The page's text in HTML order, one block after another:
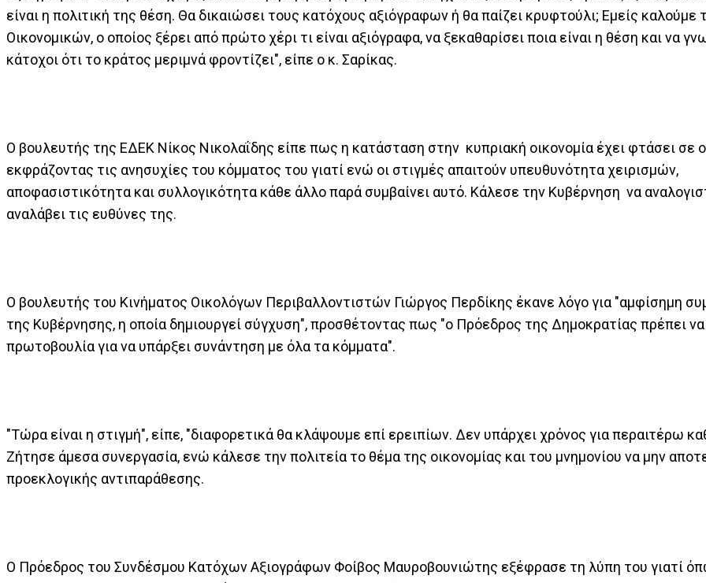
είναι η πολιτική της θέση. Θα δικαιώσει τους κατόχους αξιόγραφων ή θα παίζει κρυφτούλι; Εμείς καλούμε
Οικονομικών, ο οποίος ξέρει από πρώτο χέρι τι είναι αξιόγραφα, να ξεκαθαρίσει ποια είναι η θέση και να
κάτοχοι ότι το κράτος μεριμνά φροντίζει", είπε ο κ. Σαρίκας.
Ο βουλευτής της ΕΔΕΚ Νίκος Νικολαΐδης είπε πως η κατάσταση στην κυπριακή οικονομία έχει φτάσει σε
εκφράζοντας τις ανησυχίες του κόμματος του γιατί ενώ οι στιγμές απαιτούν υπευθυνότητα χειρισμών,
αποφασιστικότητα και συλλογικότητα κάθε άλλο παρά συμβαίνει αυτό. Κάλεσε την Κυβέρνηση να
αναλάβει τις ευθύνες της.
Ο βουλευτής του Κινήματος Οικολόγων Περιβαλλοντιστών Γιώργος Περδίκης έκανε λόγο για "αμφίσημη
της Κυβέρνησης, η οποία δημιουργεί σύγχυση", προσθέτοντας πως "ο Πρόεδρος της Δημοκρατίας πρέπει να
πρωτοβουλία για να υπάρξει συνάντηση με όλα τα κόμματα".
"Τώρα είναι η στιγμή", είπε, "διαφορετικά θα κλάψουμε επί ερειπίων. Δεν υπάρχει χρόνος για περαιτέρω
Ζήτησε άμεσα συνεργασία, ενώ κάλεσε την πολιτεία το θέμα της οικονομίας και του μνημονίου να μην
προεκλογικής αντιπαράθεσης.
Ο Πρόεδρος του Συνδέσμου Κατόχων Αξιογράφων Φοίβος Μαυροβουνιώτης εξέφρασε τη λύπη του γιατί